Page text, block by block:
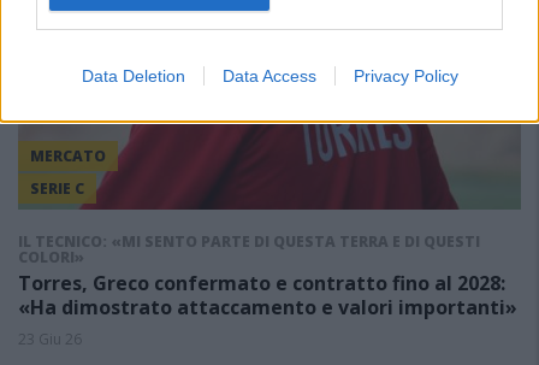
Data Deletion Data Access Privacy Policy
MERCATO
SERIE C
IL TECNICO: «MI SENTO PARTE DI QUESTA TERRA E DI QUESTI
COLORI»
Torres, Greco confermato e contratto fino al 2028:
«Ha dimostrato attaccamento e valori importanti»
23 Giu 26